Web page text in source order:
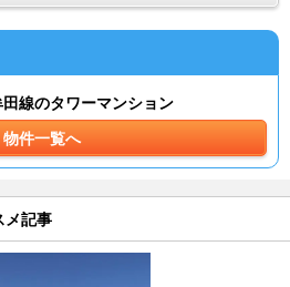
線のタワーマンション
物件一覧へ
メ記事